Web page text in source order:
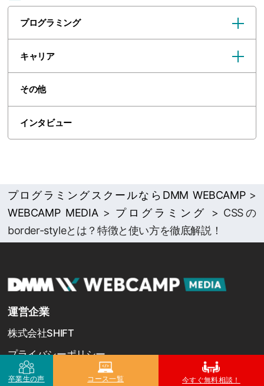
卒業生の声 コース一覧 今すぐ無料相談！
プログラミング
キャリア
その他
インタビュー
プログラミングスクールならDMM WEBCAMP>
WEBCAMP MEDIA> プログラミング > CSSの
border-styleとは？特徴と使い方を徹底解説！
運営企業
株式会社SHIFT
プライバシーポリシー